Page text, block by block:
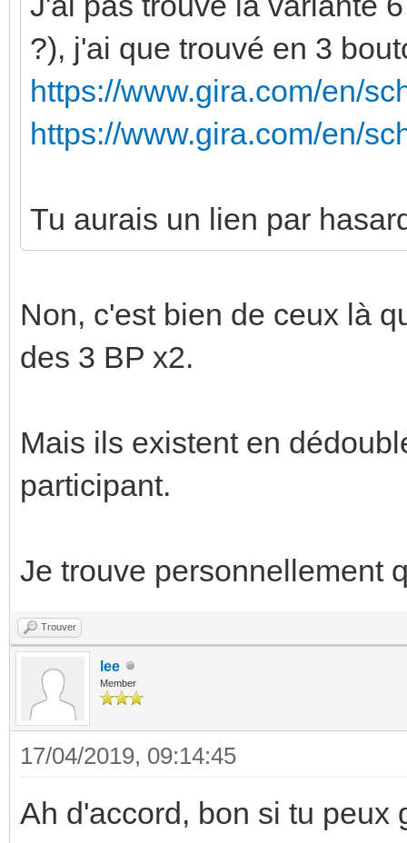
?), j'ai que trouvé en 3
https://www.gira.com/en/
https://www.gira.com/en/
Tu aurais un lien par
Non, c'est bien de ceux là
des 3 BP x2.
Mais ils existent en
participant.
Je trouve personnellement
Trouver
lee
Member
17/04/2019, 09:14:45
Ah d'accord, bon si tu peux